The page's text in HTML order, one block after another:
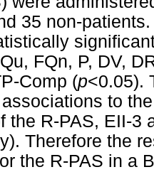
35 non-
FQn, P, DV,
Comp (p<0.05).
to
the R-PAS, EII-3
Therefore the
the R-PAS in a